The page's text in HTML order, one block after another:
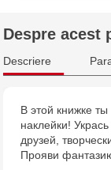
Jucărenia
Despre acest
Descriere
В этой книжке
наклейки!
друзей,
Прояви